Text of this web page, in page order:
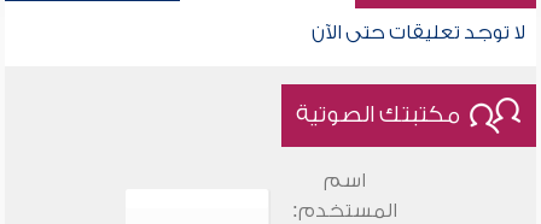
لا توجد تعليقات حتى الآن
مكتبتك الصوتية
اسم
المستخدم: